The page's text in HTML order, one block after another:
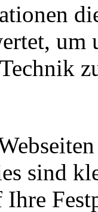
sind
Ihre